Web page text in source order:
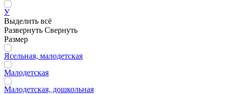
У
Выделить всё
Развернуть Свернуть
Размер
Ясельная, малодетская
Малодетская
Малодетская, дошкольная